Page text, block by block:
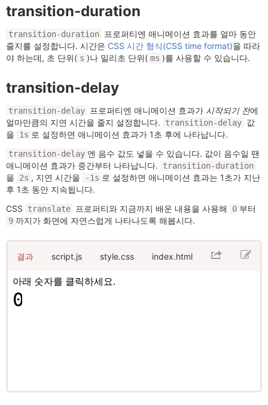
transition-duration
transition-duration
프로퍼티엔 애니메이션 효과를 얼마 동안
줄지를 설정합니다. 시간은 CSS 시간 형식(CSS time format)을 따라
야 하는데, 초 단위( s )나 밀리초 단위( ms )를 사용할 수 있습니다.
transition-delay
transition-delay 프로퍼티엔 애니메이션 효과가 시작되기 전에
얼마만큼의 지연 시간을 줄지 설정합니다.
transition-delay 값
을
1s 로 설정하면 애니메이션 효과가 1초 후에 나타납니다.
transition-delay 엔 음수 값도 넣을 수 있습니다. 값이 음수일 땐
애니메이션 효과가 중간부터 나타납니다.
transition-duration
을 2s , 지연 시간을 -1s 로 설정하면 애니메이션 효과는 1초가 지난
후 1초 동안 지속됩니다.
CSS
translate 프로퍼티와 지금까지 배운 내용을 사용해 0 부터
9 까지가 화면에 자연스럽게 나타나도록 해봅시다.
결과 script.js style.css index.html